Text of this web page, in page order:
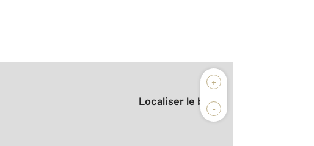
+
-
Localiser le bien